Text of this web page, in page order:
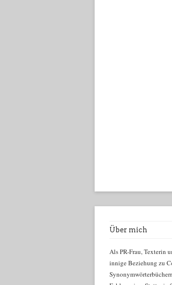
Über mich
Als PR-Frau, Texterin
innige Beziehung zu